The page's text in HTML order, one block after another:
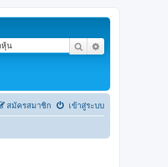
ค้นหา
เข้าสู่ระบบ
สมัครสมาชิก